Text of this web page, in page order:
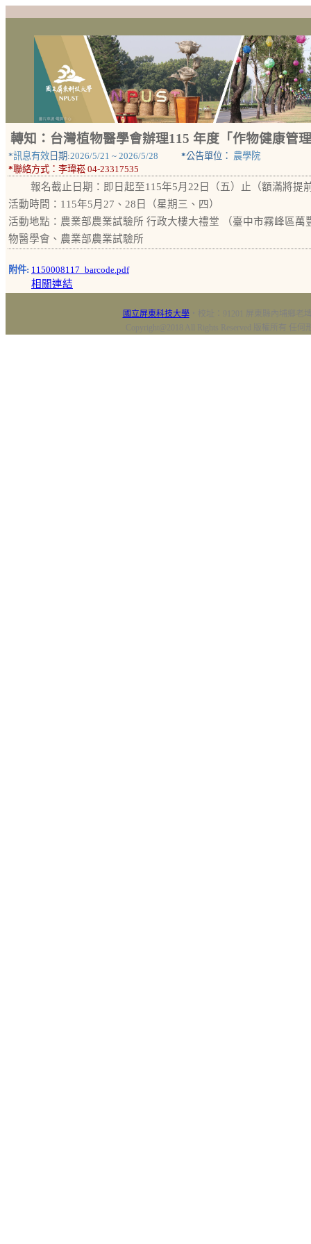
轉知：台灣植物醫學會辦理115 年度「作物健康管
*訊息有效 日期:2026/5/21 ~ 2026/5/28 *公告單位： 農學院
*聯絡方式： 李瑋崧 04-23317535
報名截止日期：即日起至115年5月22日（五）止（額滿將提
活動時間：115年5月27、28日（星期三、四）
活動地點：農業部農業試驗所 行政大樓大禮堂 （臺中市霧峰區
物醫學會、農業部農業試驗所
附件: 1150008117_barcode.pdf
相關連結
國立屏東科技大學‧校址：91201 屏東縣內埔鄉老